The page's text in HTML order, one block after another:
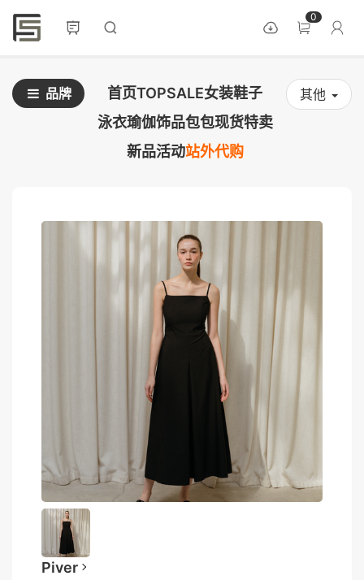
0
品牌 首页TOPSALE女装鞋子
泳衣瑜伽饰品包包现货特卖
新品活动站外代购
其他
Piver